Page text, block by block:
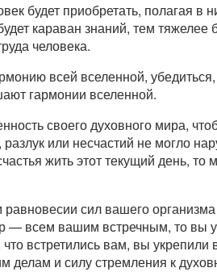
будет приобретать, полагая в
караван знаний, тем тяжелее
человека.
всей вселенной,
гармонии вселенной.
своего духовного мира,
или несчастий не могло
жить этот текущий день, то
сил вашего
— всем вашим встречным, то
встретились вам, вы укрепили
делам и силу стремления к